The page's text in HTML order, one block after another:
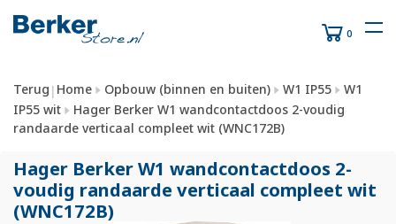
0
Terug | Home Opbouw (binnen en buiten) W1 IP55
W1
IP55 wit
Hager Berker W1 wandcontactdoos 2-voudig
randaarde verticaal compleet wit (WNC172B)
Hager Berker W1 wandcontactdoos 2-
voudig randaarde verticaal compleet wit
(WNC172B)